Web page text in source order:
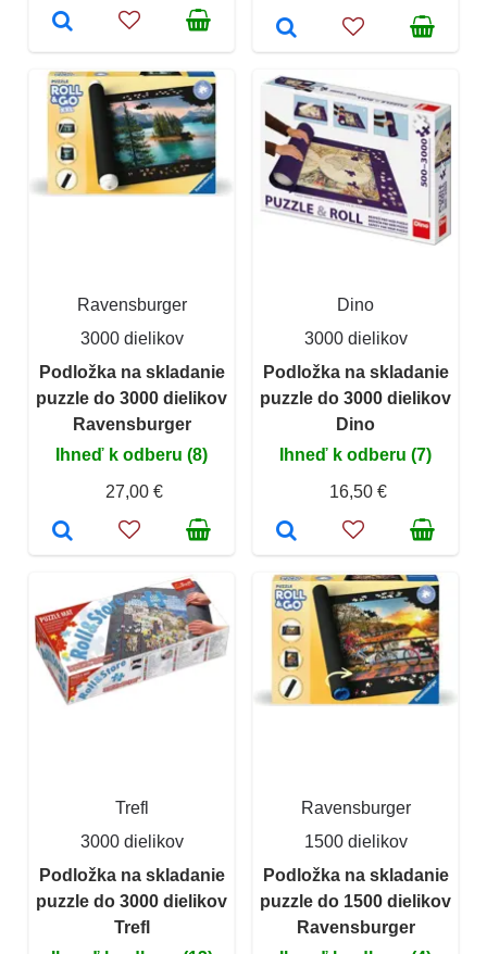
Ravensburger
3000 dielikov
Podložka na skladanie
puzzle do 3000 dielikov
Ravensburger
Ihneď k odberu (8)
27,00 €
Dino
3000 dielikov
Podložka na skladanie
puzzle do 3000 dielikov
Dino
Ihneď k odberu (7)
16,50 €
Trefl
3000 dielikov
Podložka na skladanie
puzzle do 3000 dielikov
Trefl
Ravensburger
1500 dielikov
Podložka na skladanie
puzzle do 1500 dielikov
Ravensburger